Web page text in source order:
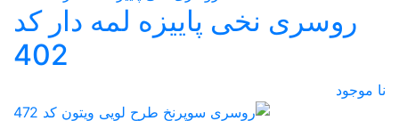
روسری نخی پاییزه لمه دار کد
402
نا موجود